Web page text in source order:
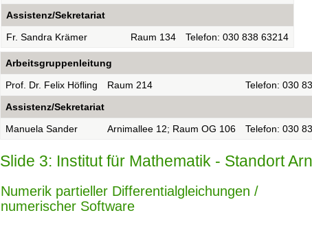
Assistenz/Sekretariat
Fr. Sandra Krämer
Raum 134 Telefon: 030 838 63214
Arbeitsgruppenleitung
Prof. Dr. Felix Höfling
Raum 214
Telefon: 030
Assistenz/Sekretariat
Manuela Sander
Arnimallee 12; Raum OG 106 Telefon: 030
Slide 3: Institut für Mathematik - Standort
Numerik partieller Differentialgleichungen /
numerischer Software